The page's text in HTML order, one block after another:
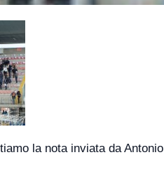
la nota inviata da